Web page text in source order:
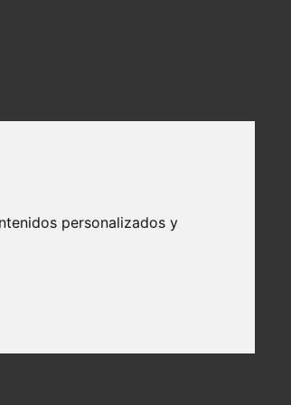
personalizados y